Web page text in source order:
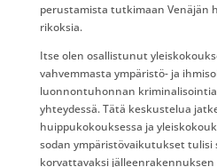
perustamista tutkimaan Venäjän
rikoksia.
Itse olen osallistunut
vahvemmasta ympäristö- ja
luonnontuhonnan
yhteydessä. Tätä keskustelua
huippukokouksessa ja
sodan ympäristövaikutukset tulisi
korvattavaksi